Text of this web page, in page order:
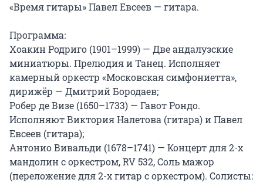
«Время гитары» Павел Евсеев — гитара.
Программа:
Хоакин Родриго (1901–1999) — Две андалузские
миниатюры. Прелюдия и Танец. Исполняет
камерный оркестр «Московская симфониетта»,
дирижёр — Дмитрий Бородаев;
Робер де Визе (1650–1733) — Гавот Рондо.
Исполняют Виктория Налетова (гитара) и Павел
Евсеев (гитара);
Антонио Вивальди (1678–1741) — Концерт для 2-х
мандолин с оркестром, RV 532, Соль мажор
(переложение для 2-х гитар с оркестром). Солисты: